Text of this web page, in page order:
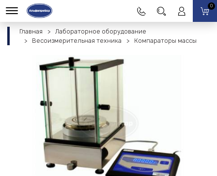
0
Главная
Лабораторное оборудование
Весоизмерительная техника
Компараторы массы